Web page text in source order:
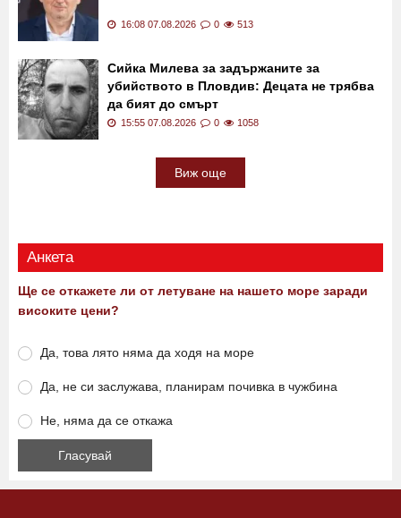
16:08 07.08.2026 0 513
Сийка Милева за задържаните за
убийството в Пловдив: Децата не трябва
да бият до смърт
15:55 07.08.2026 0 1058
Виж още
Анкета
Ще се откажете ли от летуване на нашето море заради
високите цени?
Да, това лято няма да ходя на море
Да, не си заслужава, планирам почивка в чужбина
Не, няма да се откажа